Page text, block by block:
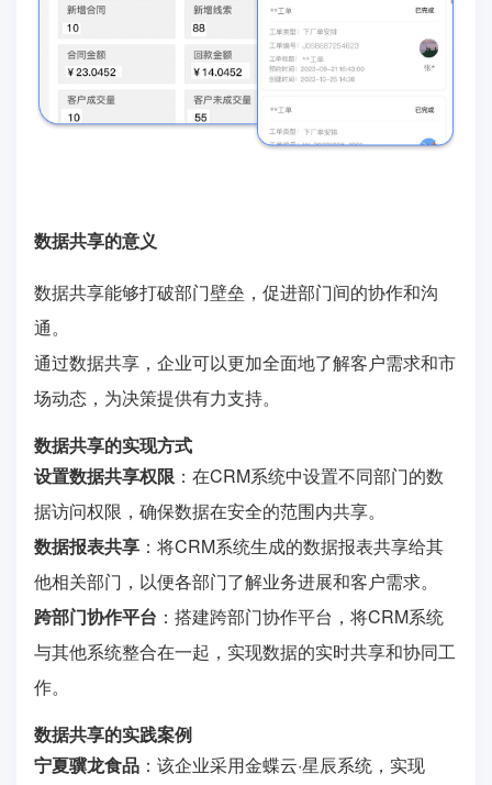
数据共享的意义
数据共享能够打破部门壁垒，促进部门间的协作和沟
通。
通过数据共享，企业可以更加全面地了解客户需求和市
场动态，为决策提供有力支持。
数据共享的实现方式
设置数据共享权限 ：在CRM系统中设置不同部门的数
据访问权限，确保数据在安全的范围内共享。
数据报表共享 ：将CRM系统生成的数据报表共享给其
他相关部门，以便各部门了解业务进展和客户需求。
跨部门协作平台 ：搭建跨部门协作平台，将CRM系统
与其他系统整合在一起，实现数据的实时共享和协同工
作。
数据共享的实践案例
宁夏骥龙食品 ：该企业采用金蝶云·星辰系统，实现